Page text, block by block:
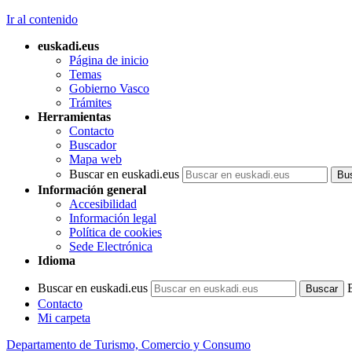
Ir al contenido
euskadi.eus
Página de inicio
Temas
Gobierno Vasco
Trámites
Herramientas
Contacto
Buscador
Mapa web
Buscar en euskadi.eus
Información general
Accesibilidad
Información legal
Política de cookies
Sede Electrónica
Idioma
Buscar en euskadi.eus
Contacto
Mi carpeta
Departamento de Turismo, Comercio y Consumo